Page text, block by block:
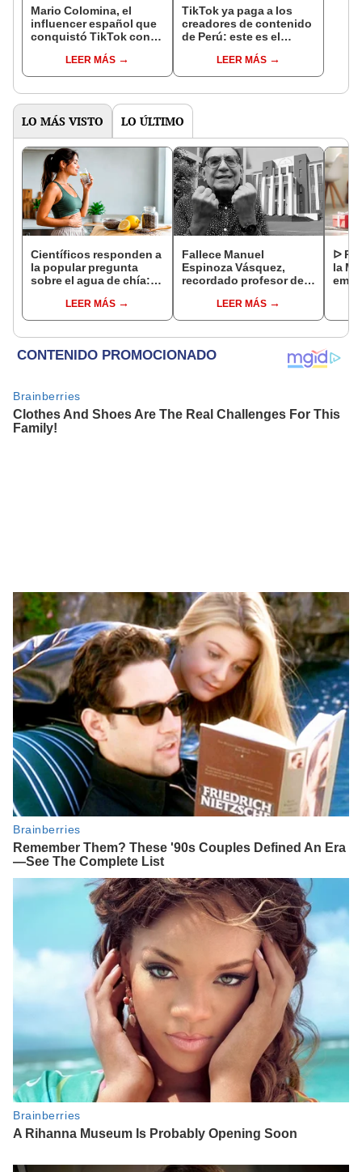
Mario Colomina, el
influencer español que
conquistó TikTok con
"Mi amor nació por la
gastronomía"
LEER MÁS
TikTok ya paga a los
creadores de contenido
de Perú: este es el
llegar a cobrar por 1.000
vistas
LEER MÁS
LO MÁS VISTO LO ÚLTIMO
Científicos responden a
la popular pregunta
sobre el agua de chía:
bajar de peso o es solo
un mito viral?
LEER MÁS
Fallece Manuel
Espinoza Vásquez,
recordado profesor de
por su icónica forma de
enseñar
LEER MÁS
ᐅ
la